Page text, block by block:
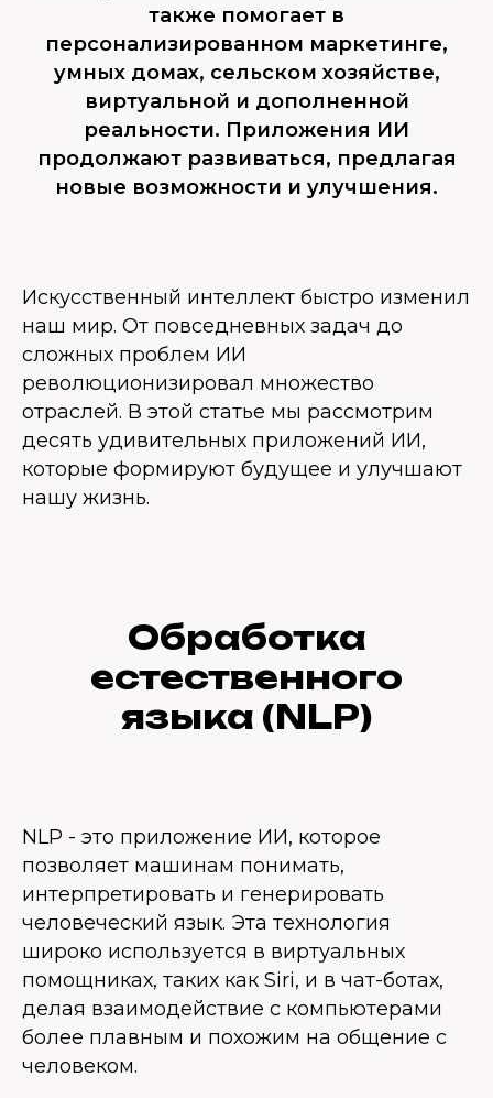
также помогает в
персонализированном маркетинге,
умных домах, сельском хозяйстве,
виртуальной и дополненной
реальности. Приложения ИИ
продолжают развиваться, предлагая
новые возможности и улучшения.
Искусственный интеллект быстро изменил
наш мир. От повседневных задач до
сложных проблем ИИ
революционизировал множество
отраслей. В этой статье мы рассмотрим
десять удивительных приложений ИИ,
которые формируют будущее и улучшают
нашу жизнь.
Обработка
естественного
языка (NLP)
NLP - это приложение ИИ, которое
позволяет машинам понимать,
интерпретировать и генерировать
человеческий язык. Эта технология
широко используется в виртуальных
помощниках, таких как Siri, и в чат-ботах,
делая взаимодействие с компьютерами
более плавным и похожим на общение с
человеком.